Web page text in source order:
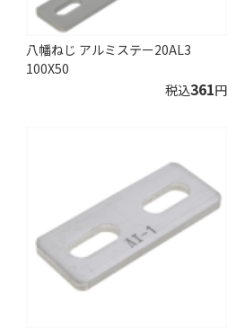
八幡ねじ アルミステー20AL3
100X50
税込361円